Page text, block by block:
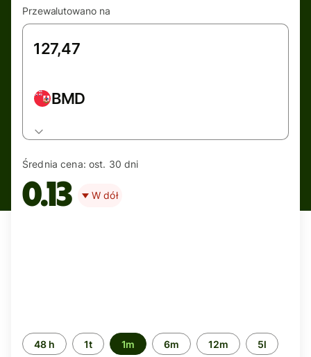
Przewalutowano na
BMD
Średnia cena: ost. 30 dni
0.13 W dół
Przedział
czasu
48 h 1t 1m 6m 12m 5l